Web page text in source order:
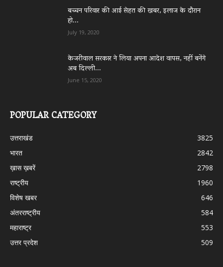
बच्चन परिवार की आई सेहत की खबर, इलाज के दौरान
हो...
July 19, 2020
केजरीवाल सरकार ने लिया अपना आदेश वापस, नहीं बनेंगे
अब दिल्ली...
June 15, 2020
POPULAR CATEGORY
उत्तराखंड
3825
भारत
2842
ख़ास ख़बरें
2798
राष्ट्रीय
1960
विशेष खबर
646
अंतरराष्ट्रीय
584
महाराष्ट्र
553
उत्तर प्रदेश
509